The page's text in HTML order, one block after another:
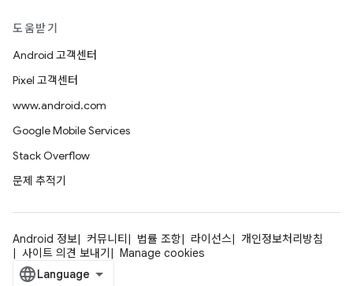
도움받기
Android 고객센터
Pixel 고객센터
www.android.com
Google Mobile Services
Stack Overflow
문제 추적기
Android 정보 커뮤니티 법률 조항 라이선스
개인정보처리방침
사이트 의견 보내기
Manage cookies